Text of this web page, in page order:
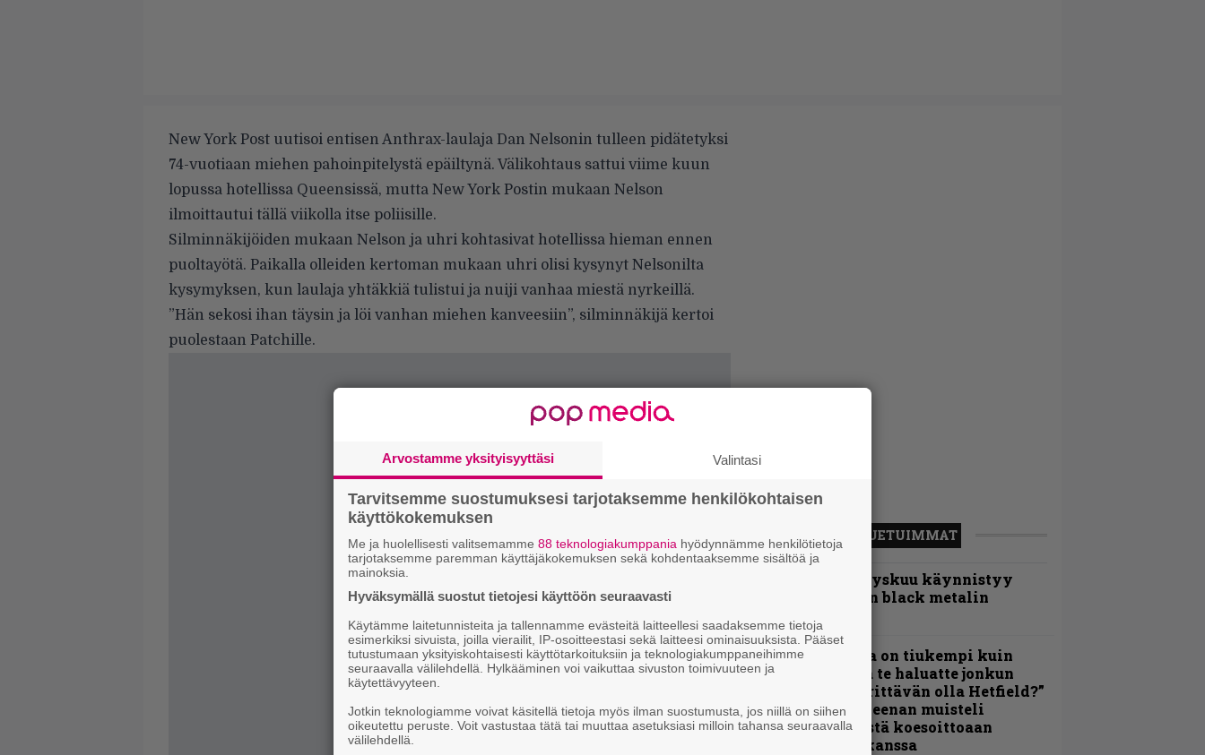
New York Post uutisoi entisen Anthrax-laulaja Dan Nelsonin tulleen pidätetyksi
74-vuotiaan miehen pahoinpitelystä epäiltynä. Välikohtaus sattui viime kuun
lopussa hotellissa Queensissä, mutta New York Postin mukaan Nelson
ilmoittautui tällä viikolla itse poliisille.
Silminnäkijöiden mukaan Nelson ja uhri kohtasivat hotellissa hieman ennen
puoltayötä. Paikalla olleiden kertoman mukaan uhri olisi kysynyt Nelsonilta
kysymyksen, kun laulaja yhtäkkiä tulistui ja nuiji vanhaa miestä nyrkeillä.
”Hän sekosi ihan täysin ja löi vanhan miehen kanveesiin”, silminnäkijä kertoi
puolestaan Patchille.
LUETUIMMAT
Espoon syyskuu käynnistyy
kotimaisen black metalin
”Metallica on tiukempi kuin
koskaan ja te haluatte jonkun
nulikan yrittävän olla Hetfield?”
– Pepper Keenan muisteli
ensimmäistä koesoittoaan
hevijätin kanssa
Arvostamme yksityisyyttäsi Valintasi
Tarvitsemme suostumuksesi tarjotaksemme henkilökohtaisen
käyttökokemuksen
Me ja huolellisesti valitsemamme 88 teknologiakumppania hyödynnämme henkilötietoja
tarjotaksemme paremman käyttäjäkokemuksen sekä kohdentaaksemme sisältöä ja
mainoksia.
Hyväksymällä suostut tietojesi käyttöön seuraavasti
Käytämme laitetunnisteita ja tallennamme evästeitä laitteellesi saadaksemme tietoja
esimerkiksi sivuista, joilla vierailit, IP-osoitteestasi sekä laitteesi ominaisuuksista. Pääset
tutustumaan yksityiskohtaisesti käyttötarkoituksiin ja teknologiakumppaneihimme
seuraavalla välilehdellä. Hylkääminen voi vaikuttaa sivuston toimivuuteen ja
käytettävyyteen.
Jotkin teknologiamme voivat käsitellä tietoja myös ilman suostumusta, jos niillä on siihen
oikeutettu peruste. Voit vastustaa tätä tai muuttaa asetuksiasi milloin tahansa seuraavalla
välilehdellä.